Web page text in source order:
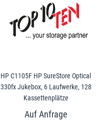
HP C1105F HP SureStore Optical
330fx Jukebox, 6 Laufwerke, 128
Kassettenplätze